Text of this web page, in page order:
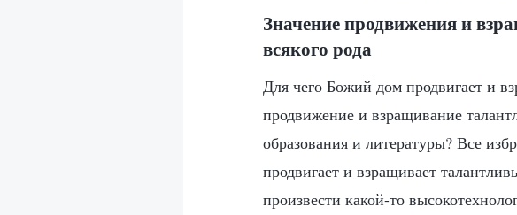
Значение продвижения и
всякого рода
Для чего Божий дом продвигает и
продвижение и взращивание
образования и литературы? Все
продвигает и взращивает
произвести какой-то